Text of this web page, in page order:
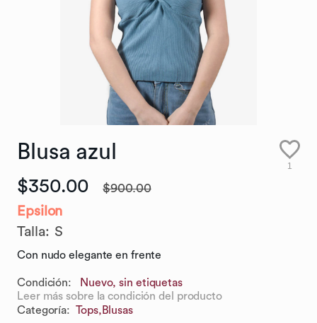
Blusa azul
1
$350.00 $900.00
Epsilon
Talla: S
Con nudo elegante en frente
Condición:
Nuevo, sin etiquetas
Leer más sobre la condición del producto
Categoría: Tops, Blusas